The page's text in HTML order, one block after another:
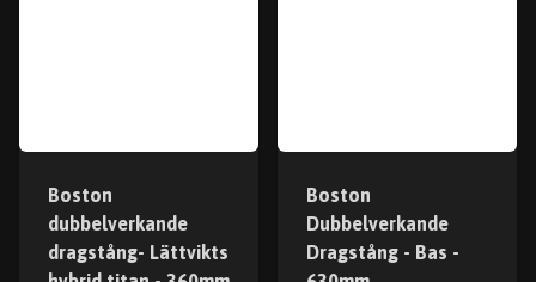
Boston
dubbelverkande
dragstång- Lättvikts
Boston
Dubbelverkande
Dragstång - Bas -